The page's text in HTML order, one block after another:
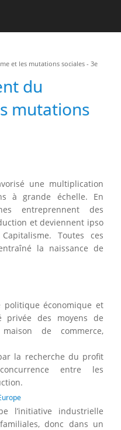
et les mutations sociales - 3e
du
mutations
une multiplication
à grande échelle. En
entreprennent des
et deviennent ipso
Toutes ces
la naissance de
politique économique et
des moyens de
de commerce,
la recherche du profit
entre les
l’initiative industrielle
donc dans un